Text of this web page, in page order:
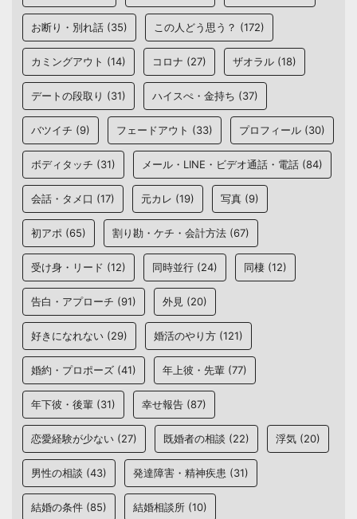
お断り・別れ話 (35) この人どう思う？ (172)
カミングアウト (14) コロナ (27) ザオラル (18)
デートの段取り (31) ハイスぺ・金持ち (37)
バツイチ (9) フェードアウト (33) プロフィール (30)
ボディタッチ (31) メール・LINE・ビデオ通話・電話 (84)
会話・タメ口 (17) 元カレ (19) 写真 (9)
初アポ (65) 割り勘・ケチ・会計方法 (67)
受け身・リード (12) 同時並行 (24) 同棲 (12)
告白・アプローチ (91) 外見 (20)
好きになれない (29) 婚活のやり方 (121)
婚約・プロポーズ (41) 年上彼・先輩 (77)
年下彼・後輩 (31) 幸せ報告 (87)
恋愛経験が少ない (27) 既婚者の相談 (22) 浮気 (20)
男性の相談 (43) 発達障害・精神疾患 (31)
結婚の条件 (85) 結婚相談所 (10)